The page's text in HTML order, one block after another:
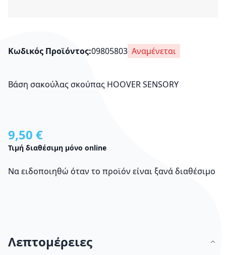
Κωδικός Προϊόντος 09805803 Αναμένεται
Βάση σακούλας σκούπας HOOVER SENSORY
9,50 €
Τιμή διαθέσιμη μόνο online
Να ειδοποιηθώ όταν το προϊόν είναι ξανά διαθέσιμο
Λεπτομέρειες